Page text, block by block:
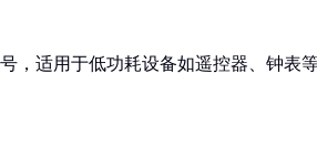
，适用于低功耗设备如遥控器、钟表